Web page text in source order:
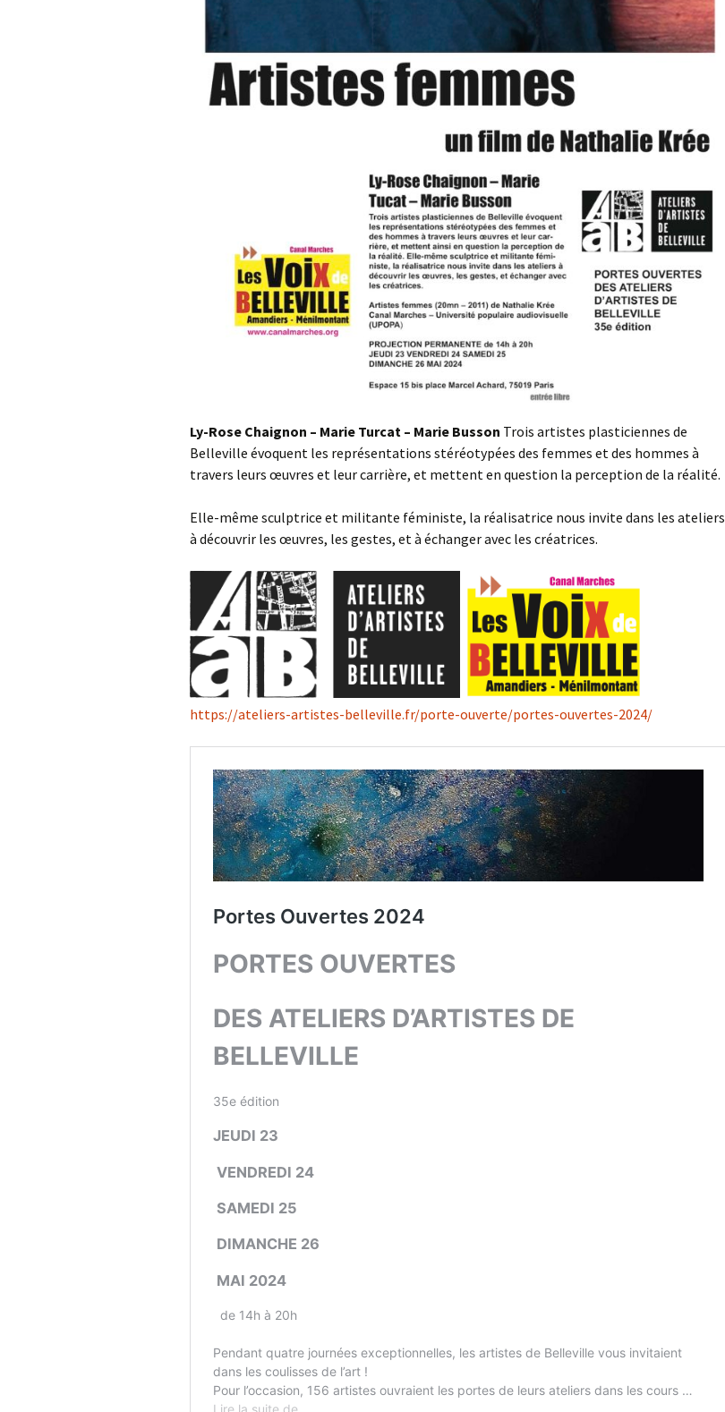
Ly-Rose Chaignon – Marie Turcat – Marie Busson Trois artistes plasticiennes de
Belleville évoquent les représentations stéréotypées des femmes et des hommes à
travers leurs œuvres et leur carrière, et mettent en question la perception de la réalité.
Elle-même sculptrice et militante féministe, la réalisatrice nous invite dans les ateliers
à découvrir les œuvres, les gestes, et à échanger avec les créatrices.
https://ateliers-artistes-belleville.fr/porte-ouverte/portes-ouvertes-2024/